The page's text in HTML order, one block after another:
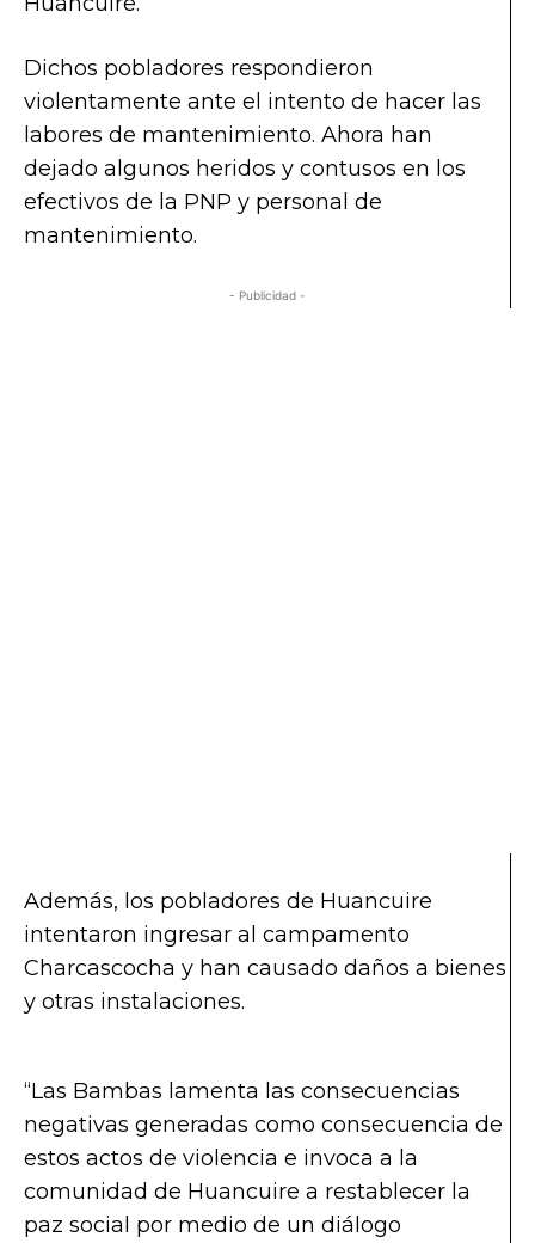
Dichos pobladores respondieron
violentamente ante el intento de hacer las
labores de mantenimiento. Ahora han
dejado algunos heridos y contusos en los
efectivos de la PNP y personal de
mantenimiento.
- Publicidad -
Además, los pobladores de Huancuire
intentaron ingresar al campamento
Charcascocha y han causado daños a bienes
y otras instalaciones.
“Las Bambas lamenta las consecuencias
negativas generadas como consecuencia de
estos actos de violencia e invoca a la
comunidad de Huancuire a restablecer la
paz social por medio de un diálogo